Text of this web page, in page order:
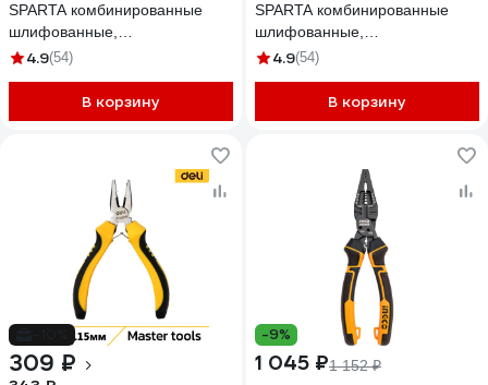
SPARTA комбинированные
шлифованные,
двухкомпонентные рукоятки//
4.9(54)
В корзину
SPARTA комбинированные
шлифованные,
двухкомпонентные рукоятки//
4.9(54)
В корзину
309 ₽
-9%
1 045 ₽1 152 ₽